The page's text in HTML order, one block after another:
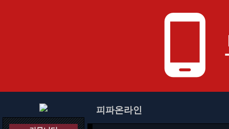
phone_android
피파온라인